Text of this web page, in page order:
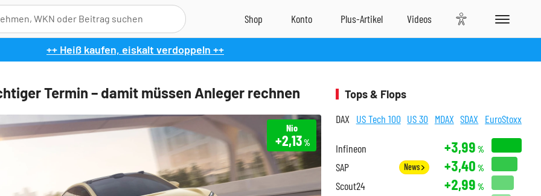
++ Heiß kaufen, eiskalt verdoppeln ++
Termin – damit müssen Anleger rechnen
Nio
+2,13%
Tops & Flops
DAX US Tech 100 US 30 MDAX SDAX EuroStoxx
Infineon +3,99 %
SAP News +3,40 %
Scout24 +2,99 %